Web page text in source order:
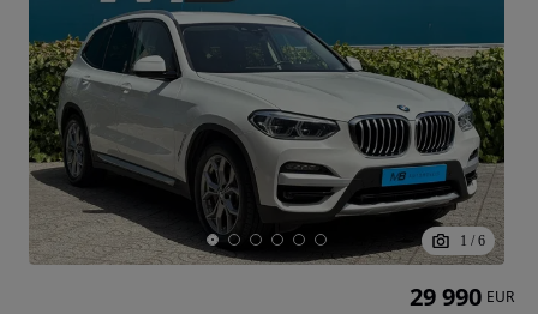
1 / 6
29 990 EUR